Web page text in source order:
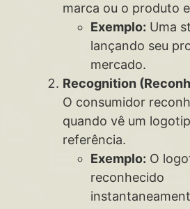
marca ou o produto
Exemplo: Uma
lançando seu
mercado.
Recognition
O consumidor
quando vê um
referência.
Exemplo: O
reconhecido